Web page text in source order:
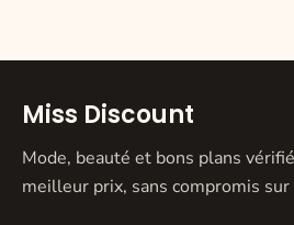
Miss Discount
Mode, beauté et bons plans
meilleur prix, sans compromis